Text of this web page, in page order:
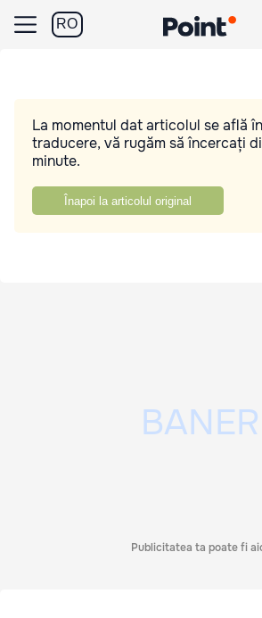
RO
La momentul dat articolul se află
traducere, vă rugăm să încercați
minute.
Înapoi la articolul original
Publicitatea ta poate fi